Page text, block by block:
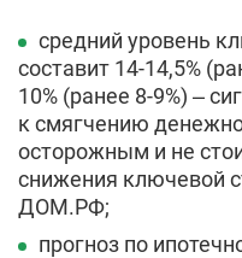
средний уровень
составит 14-14,5%
10% (ранее 8-9%) –
к смягчению
осторожным и не
снижения ключевой
ДОМ.РФ;
прогноз по